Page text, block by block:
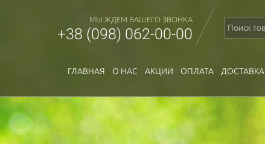
МЫ ЖДЕМ ВАШЕГО ЗВОНКА
+38 (098) 062-00-00
ГЛАВНАЯ О НАС АКЦИИ ОПЛАТА ДОСТАВКА